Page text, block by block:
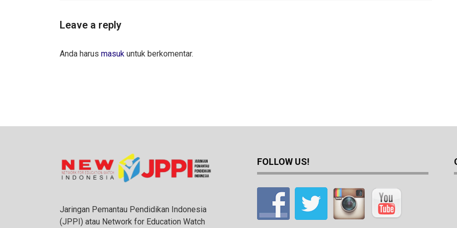
Leave a reply
Anda harus masuk untuk berkomentar.
Jaringan Pemantau Pendidikan Indonesia
(JPPI) atau Network for Education Watch
FOLLOW US!